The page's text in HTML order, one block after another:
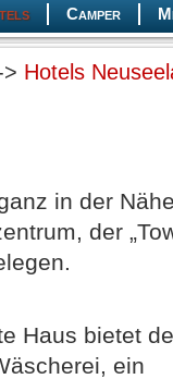
Camper
> Hotels
in der
der
Haus bietet
ein